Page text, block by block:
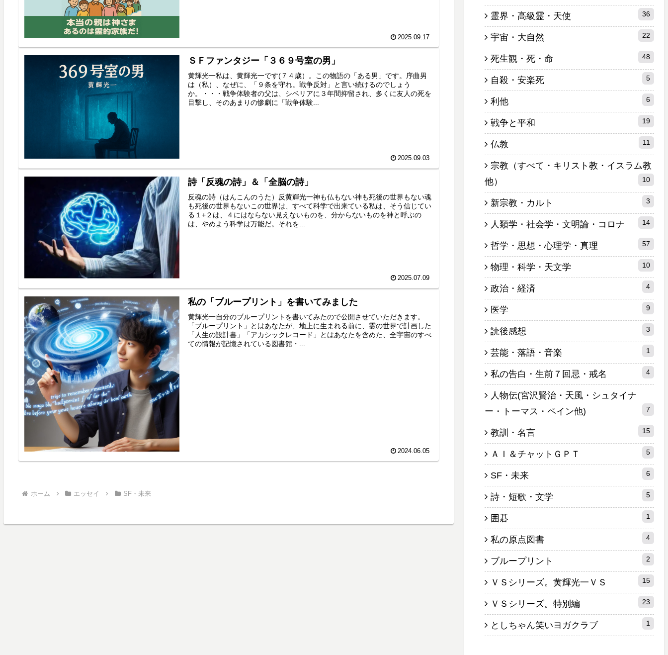
2025.09.17
ＳＦファンタジー「３６９号室の男」
黄輝光一私は、黄輝光一です(７４歳）。この物語の「ある男」です。序曲男
は（私）、なぜに、「９条を守れ。戦争反対」と言い続けるのでしょう
か。・・・戦争体験者の父は、シベリアに３年間抑留され、多くに友人の死を
目撃し、そのあまりの惨劇に「戦争体験...
2025.09.03
詩「反魂の詩」＆「全脳の詩」
反魂の詩（はんこんのうた）反黄輝光一神も仏もない神も死後の世界もない魂
も死後の世界もないこの世界は、すべて科学で出来ている私は、そう信じてい
る１+２は、４にはならない見えないものを、分からないものを神と呼ぶの
は、やめよう科学は万能だ。それを...
2025.07.09
私の「ブループリント」を書いてみました
黄輝光一自分のブループリントを書いてみたので公開させていただきます。
「ブループリント」とはあなたが、地上に生まれる前に、霊の世界で計画した
「人生の設計書」「アカシックレコード」とはあなたを含めた、全宇宙のすべ
ての情報が記憶されている図書館・...
2024.06.05
ホーム エッセイ SF・未来
霊界・高級霊・天使 36
宇宙・大自然 22
死生観・死・命 48
自殺・安楽死 5
利他 6
戦争と平和 19
仏教 11
宗教（すべて・キリスト教・イスラム教
他）
10
新宗教・カルト 3
人類学・社会学・文明論・コロナ 14
哲学・思想・心理学・真理 57
物理・科学・天文学 10
政治・経済 4
医学 9
読後感想 3
芸能・落語・音楽 1
私の告白・生前７回忌・戒名 4
人物伝(宮沢賢治・天風・シュタイナ
ー・トーマス・ペイン他)
7
教訓・名言 15
ＡＩ＆チャットＧＰＴ 5
SF・未来 6
詩・短歌・文学 5
囲碁 1
私の原点図書 4
ブループリント 2
ＶＳシリーズ。黄輝光一ＶＳ 15
ＶＳシリーズ。特別編 23
としちゃん笑いヨガクラブ 1